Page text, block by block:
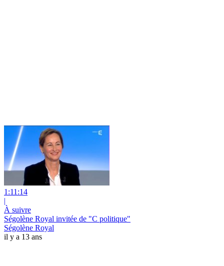
1:11:14
|
À suivre
Ségolène Royal invitée de "C politique"
Ségolène Royal
il y a 13 ans